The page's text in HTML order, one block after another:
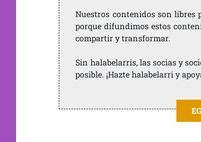
Nuestros contenidos son libres
porque difundimos estos
compartir y transformar.
Sin halabelarris, las socias y
posible. ¡Hazte halabelarri y